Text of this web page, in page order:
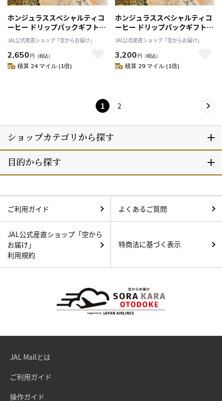
ホンジュラススペシャルティコ
ーヒー ドリップパックギフト 8
個入り【カジュアルギフト】
「Puntalto」
JAL公式産直ショップ「空からお届け」
2,650 円 （税込）
積算 24 マイル (1倍)
ホンジュラススペシャルティコ
ーヒー ドリップパックギフト
10個入り「Puntalto」
JAL公式産直ショップ「空からお届け」
3,200 円 （税込）
積算 29 マイル (1倍)
1 2
ご利用ガイド よくあるご質問
JAL公式産直ショップ「空から
お届け」
利用規約
特商法に基づく表示
JAL Mallとは
ご利用ガイド
操作ガイド